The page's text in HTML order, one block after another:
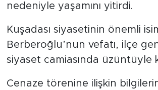
nedeniyle yaşamını yitirdi.
Kuşadası siyasetinin önemli
Berberoğlu’nun vefatı, ilçe
siyaset camiasında üzüntüyle
Cenaze törenine ilişkin